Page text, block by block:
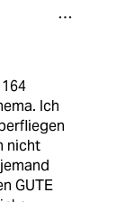
Ich
nicht
GUTE